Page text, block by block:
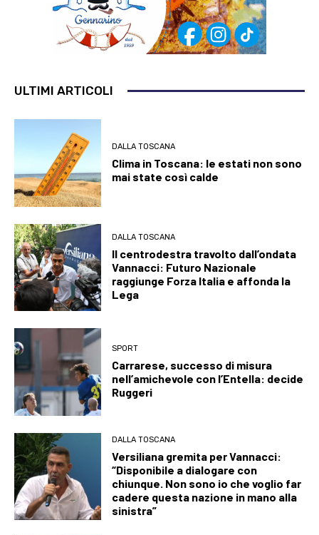
ULTIMI ARTICOLI
DALLA TOSCANA
Clima in Toscana: le estati non sono
mai state così calde
DALLA TOSCANA
Il centrodestra travolto dall’ondata
Vannacci: Futuro Nazionale
raggiunge Forza Italia e affonda la
Lega
SPORT
Carrarese, successo di misura
nell’amichevole con l’Entella: decide
Ruggeri
DALLA TOSCANA
Versiliana gremita per Vannacci:
“Disponibile a dialogare con
chiunque. Non sono io che voglio far
cadere questa nazione in mano alla
sinistra”